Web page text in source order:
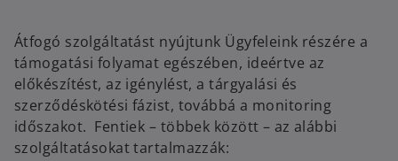
Átfogó szolgáltatást nyújtunk Ügyfeleink részére a
támogatási folyamat egészében, ideértve az
előkészítést, az igénylést, a tárgyalási és
szerződéskötési fázist, továbbá a monitoring
időszakot. Fentiek – többek között – az alábbi
szolgáltatásokat tartalmazzák: